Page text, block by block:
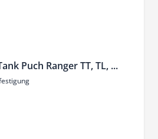
Puch Ranger TT, TL, ...